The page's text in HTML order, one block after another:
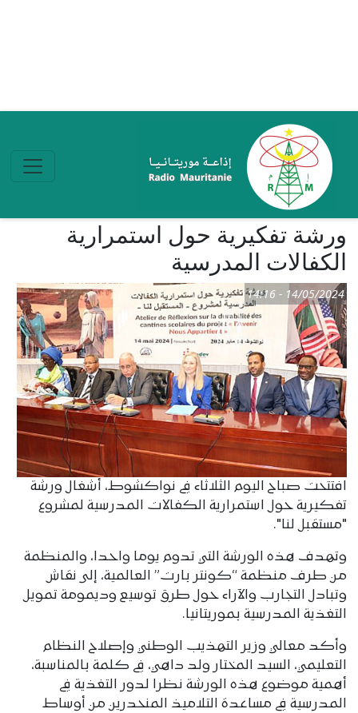
ورشة تفكيرية حول استمرارية
الكفالات المدرسية
14/05/2024 - 14:16
افتتحت صباح اليوم الثلاثاء في نواكشوط، أشغال ورشة
تفكيرية حول استمرارية الكفالات المدرسية لمشروع
"مستقبل لنا".
وتهدف هذه الورشة التي تدوم يوما واحدا، والمنظمة
من طرف منظمة “كونتر بارت” العالمية، إلى نقاش
وتبادل التجارب والآراء حول طرق توسيع وديمومة تمويل
التغذية المدرسية بموريتانيا.
وأكد معالي وزير التهذيب الوطني وإصلاح النظام
التعليمي، السيد المختار ولد داهي، في كلمة بالمناسبة،
أهمية موضوع هذه الورشة نظرا لدور التغذية في
المدرسية في مساعدة التلاميذ المنحدرين من أوساط